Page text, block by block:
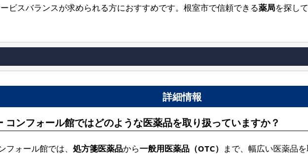
ビスバランスが求められる方におすすめです。根室市で信頼できる薬局を探し
詳細情報
コンフォール館ではどのような医薬品を取り扱っていますか？
フォール館では、 処方箋医薬品から一般用医薬品（OTC）
まで、幅広い医薬品